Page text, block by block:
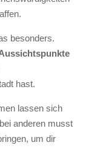
besonders.
hast.
lassen sich
anderen musst
um dir